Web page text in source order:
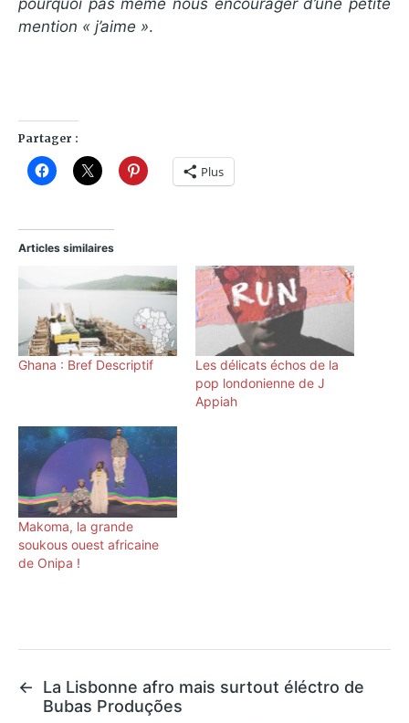
mention « j’aime ».
Partager :
Plus
Articles similaires
Ghana : Bref Descriptif
Les délicats échos de la
pop londonienne de J
Appiah
Makoma, la grande
soukous ouest africaine
de Onipa !
←
La Lisbonne afro mais surtout éléctro de
Bubas Produções